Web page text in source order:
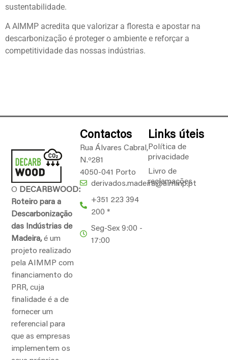
sustentabilidade.
A AIMMP acredita que valorizar a floresta e apostar na
descarbonização é proteger o ambiente e reforçar a
competitividade das nossas indústrias.
O DECARBWOOD:
Roteiro para a
Descarbonização
das Indústrias de
Madeira,é um
projeto realizado
pela AIMMP com
financiamento do
PRR, cuja
finalidade é a de
fornecer um
referencial para
que as empresas
implementem os
Links úteis
Política de
privacidade
Livro de
reclamações
Contactos
Rua Álvares Cabral,
N.º281
4050-041 Porto
derivados.madeira@aimmp.pt
+351 223 394
200 *
Seg-Sex 9:00 -
17:00